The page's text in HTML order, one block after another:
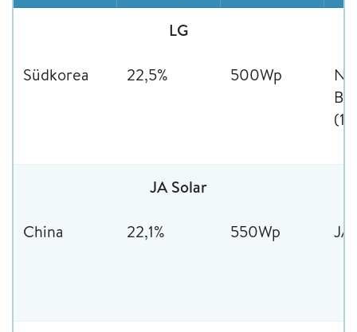
LG
Südkorea 22,5% 500Wp
JA Solar
China 22,1% 550Wp